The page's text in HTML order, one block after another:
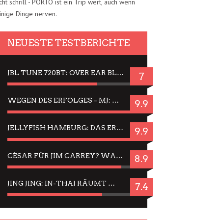
schrill - PORTO ist ein Trip wert, auch wenn
Dinge nerven.
NEUESTE TESTBERICHTE
JBL TUNE 720BT: OVER EAR BLUETOOTH KOPFHÖRER UM DIE 50,-€ IM DAUER-TEST 7
WEGEN DES ERFOLGES – MJ: MICHAEL JACKSON MUSICAL IN EINER MATINEE SEHEN 9.9
JELLYFISH HAMBURG: DAS ERFOLGREICHE SOMMER-MENÜ 2025 IN GEFÜHLEN UND BILDERN 9.9
CÉSAR FÜR JIM CARREY? WARUM DAS EINER DER NERVIGSTEN ACTORS IST UND BLEIBT 8.9
JING JING: IN-THAI RÄUMT WIEDER TITEL AB – EIN ZWEI-STUNDEN-ERLEBNISBERICHT 7.4